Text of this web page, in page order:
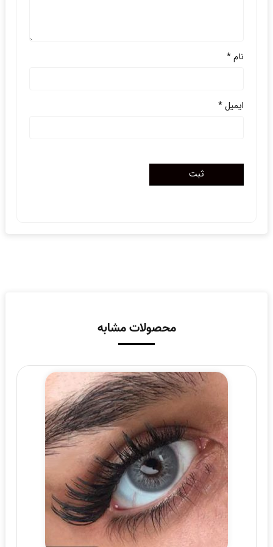
نام*
ایمیل*
محصولات مشابه